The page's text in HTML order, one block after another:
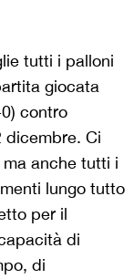
tutti i palloni
giocata
contro
dicembre. Ci
anche tutti i
lungo tutto
per il
di
di